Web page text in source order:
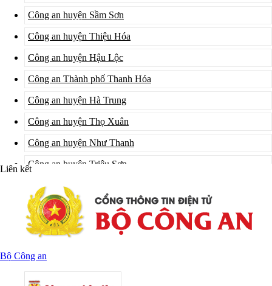
Công an huyện Sầm Sơn
Công an huyện Thiệu Hóa
Công an huyện Hậu Lộc
Công an Thành phố Thanh Hóa
Công an huyện Hà Trung
Công an huyện Thọ Xuân
Công an huyện Như Thanh
Công an huyện Triệu Sơn
Công an huyện Tĩnh Gia
Công an huyện Vĩnh Lộc
Công an huyện Cẩm Thủy
Công an huyện Nông Cống
Liên kết
Bộ Công an